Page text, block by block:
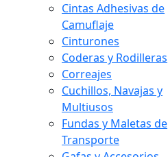
Cintas Adhesivas de
Camuflaje
Cinturones
Coderas y Rodilleras
Correajes
Cuchillos, Navajas y
Multiusos
Fundas y Maletas de
Transporte